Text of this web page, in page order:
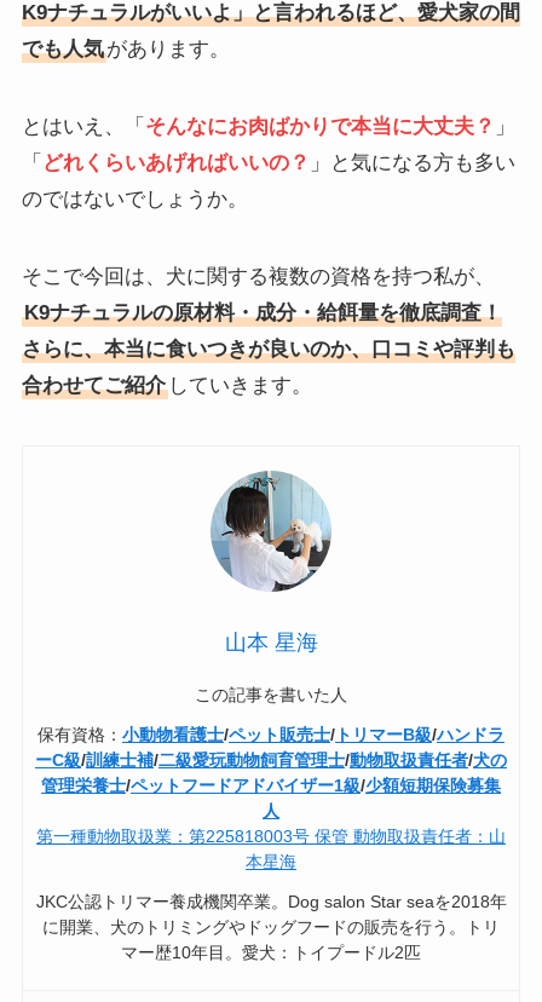
K9ナチュラルがいいよ」と言われるほど、愛犬家の間
でも人気があります。
とはいえ、「 そんなにお肉ばかりで本当に大丈夫？ 」
「 どれくらいあげればいいの？ 」と気になる方も多い
のではないでしょうか。
そこで今回は、犬に関する複数の資格を持つ私が、
K9ナチュラルの原材料・成分・給餌量を徹底調査！
さらに、本当に食いつきが良いのか、口コミや評判も
合わせてご紹介していきます。
山本 星海
この記事を書いた人
保有資格： 小動物看護士/ペット販売士/ トリマーB級/ハンドラ
ーC級/訓練士補/二級愛玩動物飼育管理士/動物取扱責任者/犬の
管理栄養士/ペットフードアドバイザー1級/少額短期保険募集
人
第一種動物取扱業：第225818003号 保管 動物取扱責任者：山
本星海
JKC公認トリマー養成機関卒業。Dog salon Star seaを2018年
に開業、犬のトリミングやドッグフードの販売を行う。トリ
マー歴10年目。愛犬：トイプードル2匹